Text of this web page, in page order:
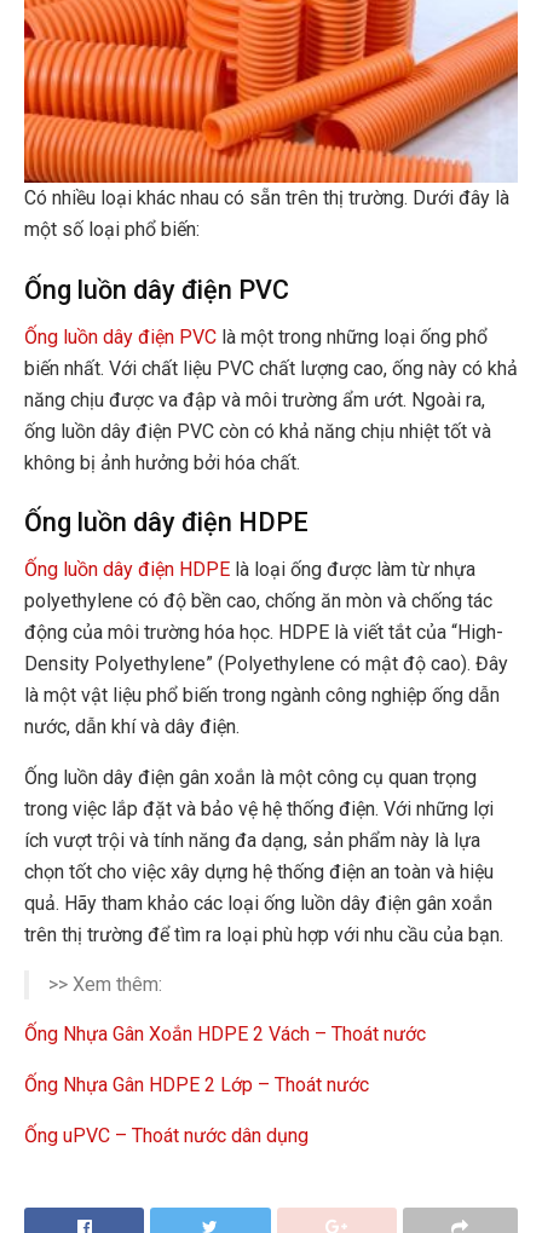
Có nhiều loại khác nhau có sẵn trên thị trường. Dưới đây là
một số loại phổ biến:
Ống luồn dây điện PVC
Ống luồn dây điện PVC là một trong những loại ống phổ
biến nhất. Với chất liệu PVC chất lượng cao, ống này có khả
năng chịu được va đập và môi trường ẩm ướt. Ngoài ra,
ống luồn dây điện PVC còn có khả năng chịu nhiệt tốt và
không bị ảnh hưởng bởi hóa chất.
Ống luồn dây điện HDPE
Ống luồn dây điện HDPE là loại ống được làm từ nhựa
polyethylene có độ bền cao, chống ăn mòn và chống tác
động của môi trường hóa học. HDPE là viết tắt của “High-
Density Polyethylene” (Polyethylene có mật độ cao). Đây
là một vật liệu phổ biến trong ngành công nghiệp ống dẫn
nước, dẫn khí và dây điện.
Ống luồn dây điện gân xoắn là một công cụ quan trọng
trong việc lắp đặt và bảo vệ hệ thống điện. Với những lợi
ích vượt trội và tính năng đa dạng, sản phẩm này là lựa
chọn tốt cho việc xây dựng hệ thống điện an toàn và hiệu
quả. Hãy tham khảo các loại ống luồn dây điện gân xoắn
trên thị trường để tìm ra loại phù hợp với nhu cầu của bạn.
>> Xem thêm:
Ống Nhựa Gân Xoắn HDPE 2 Vách – Thoát nước
Ống Nhựa Gân HDPE 2 Lớp – Thoát nước
Ống uPVC – Thoát nước dân dụng